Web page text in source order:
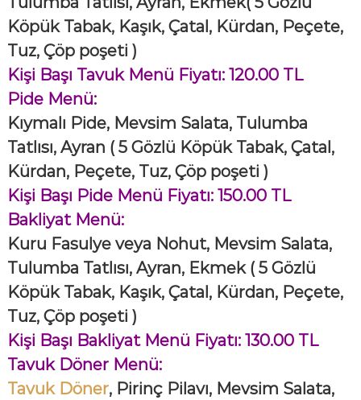
Köpük Tabak, Kaşık, Çatal, Kürdan, Peçete,
Tuz, Çöp poşeti )
Kişi Başı Tavuk Menü Fiyatı: 120.00 TL
Pide Menü:
Kıymalı Pide, Mevsim Salata, Tulumba
Tatlısı, Ayran ( 5 Gözlü Köpük Tabak, Çatal,
Kürdan, Peçete, Tuz, Çöp poşeti )
Kişi Başı Pide Menü Fiyatı: 150.00 TL
Bakliyat Menü:
Kuru Fasulye veya Nohut, Mevsim Salata,
Tulumba Tatlısı, Ayran, Ekmek ( 5 Gözlü
Köpük Tabak, Kaşık, Çatal, Kürdan, Peçete,
Tuz, Çöp poşeti )
Kişi Başı Bakliyat Menü Fiyatı: 130.00 TL
Tavuk Döner Menü:
Tavuk Döner, Pirinç Pilavı, Mevsim Salata,